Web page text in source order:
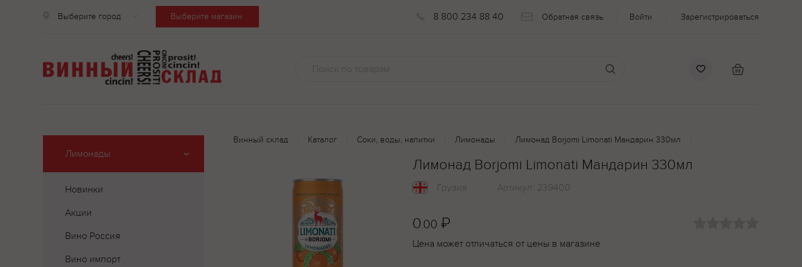
Выберите город Выберите магазин 8 800 234 88 40 Обратная связь Войти Зарегистрироваться
Лимонады
Новинки
Акции
Вино Россия
Вино импорт
Винный склад Каталог Соки, воды, напитки Лимонады Лимонад Borjomi Limonati Мандарин 330мл
Лимонад Borjomi Limonati Мандарин 330мл
Грузия Артикул: 239400
0.00 ₽
Цена может отличаться от цены в магазине